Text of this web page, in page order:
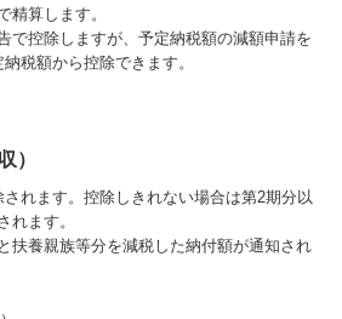
精算します。
で控除しますが、予定納税額の減額申請を
税額から控除できます。
）
れます。控除しきれない場合は第2期分以
れます。
扶養親族等分を減税した納付額が通知され